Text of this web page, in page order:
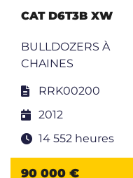
CAT D6T3B XW
BULLDOZERS À
CHAINES
RRK00200
2012
14 552 heures
90 000 €